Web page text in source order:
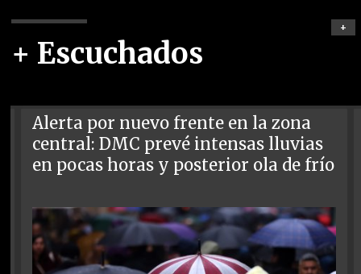
+ Escuchados
+
Alerta por nuevo frente en la zona
central: DMC prevé intensas lluvias
en pocas horas y posterior ola de frío